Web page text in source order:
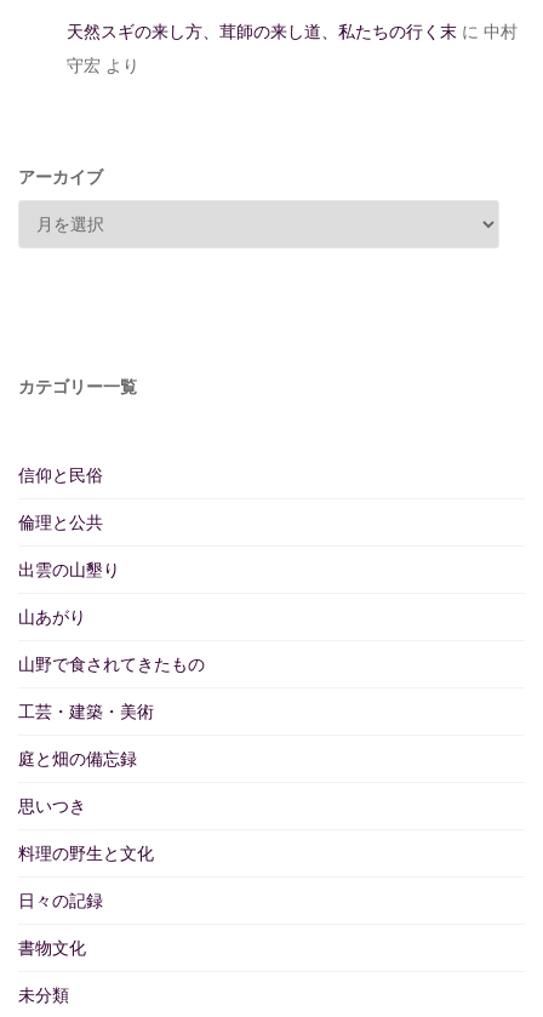
天然スギの来し方、茸師の来し道、私たちの行く末 に 中村
守宏 より
アーカイブ
カテゴリー一覧
信仰と民俗
倫理と公共
出雲の山墾り
山あがり
山野で食されてきたもの
工芸・建築・美術
庭と畑の備忘録
思いつき
料理の野生と文化
日々の記録
書物文化
未分類